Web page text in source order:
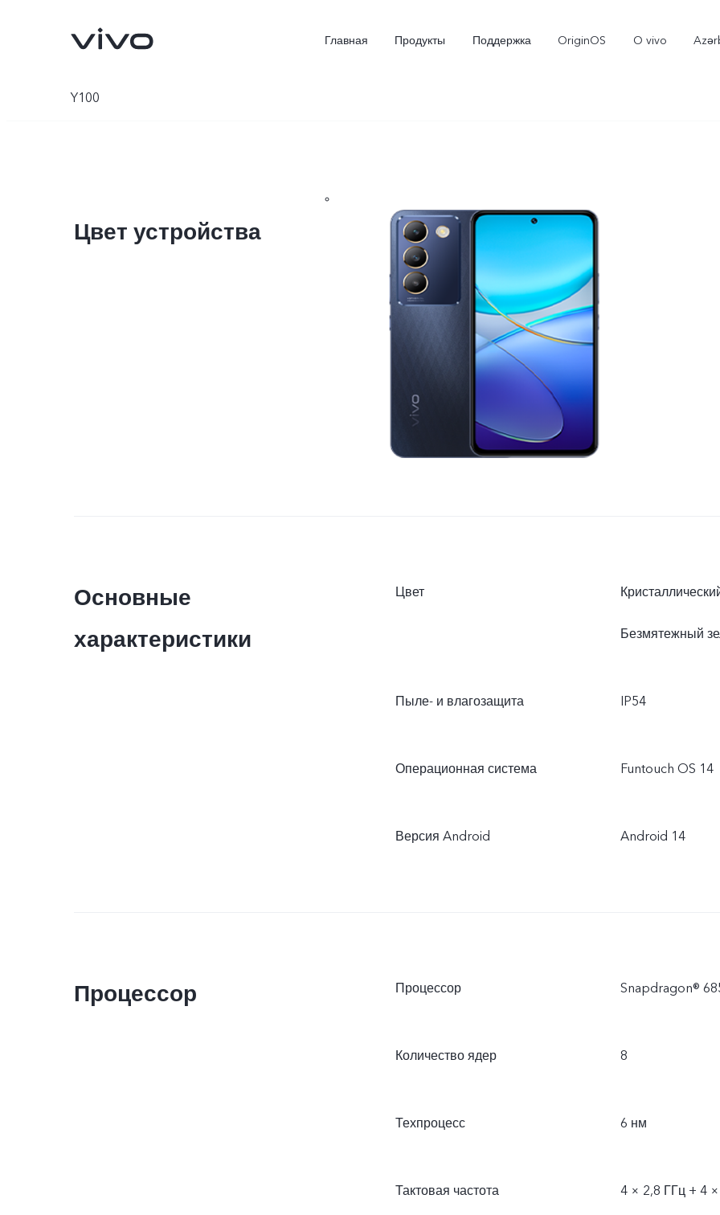
Главная Продукты Поддержка OriginOS O vivo
V30 5G V30e 5G
Y100
Цвет устройства
Основные
характеристики
Цвет
Безмятежный
Пыле- и влагозащита IP54
Операционная система Funtouch OS 14
Версия Android Android 14
Процессор Процессор Snapdragon®
Количество ядер 8
Техпроцесс 6 нм
Тактовая частота 4 × 2,8 ГГц + 4